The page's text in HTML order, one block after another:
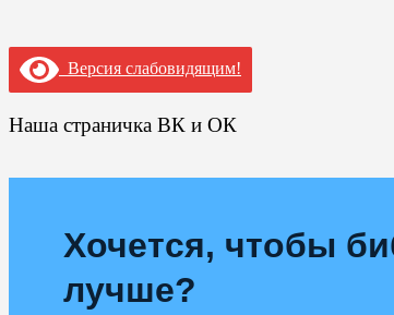
Версия слабовидящим!
Наша страничка ВК и ОК
Хочется, чтобы
лучше?